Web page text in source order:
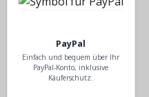
PayPal
Einfach und bequem über Ihr
PayPal-Konto, inklusive
Käuferschutz.